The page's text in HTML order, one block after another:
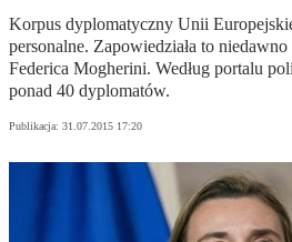
Korpus dyplomatyczny Unii
personalne. Zapowiedziała to
Federica Mogherini. Według portalu
ponad 40 dyplomatów.
Publikacja: 31.07.2015 17:20